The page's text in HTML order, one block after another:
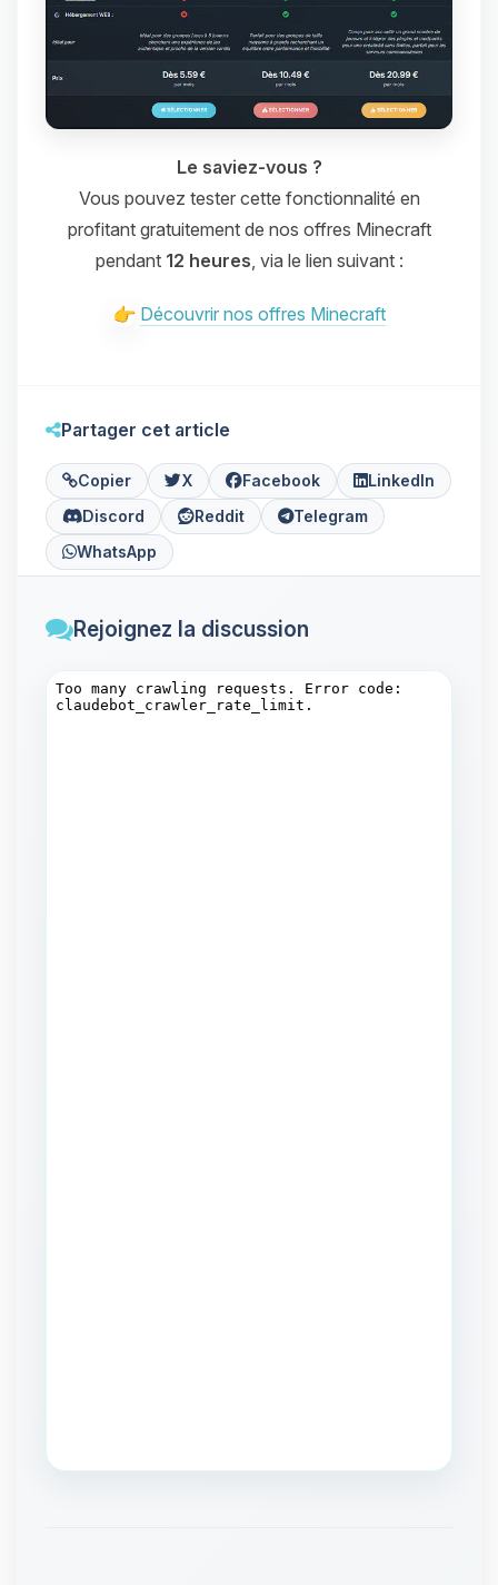
Le saviez-vous ?
Vous pouvez tester cette fonctionnalité en
profitant gratuitement de nos offres Minecraft
pendant 12 heures , via le lien suivant :
Découvrir nos offres Minecraft
Partager cet article
Copier X Facebook
LinkedIn
Discord
Reddit
Telegram
WhatsApp
Rejoignez la discussion